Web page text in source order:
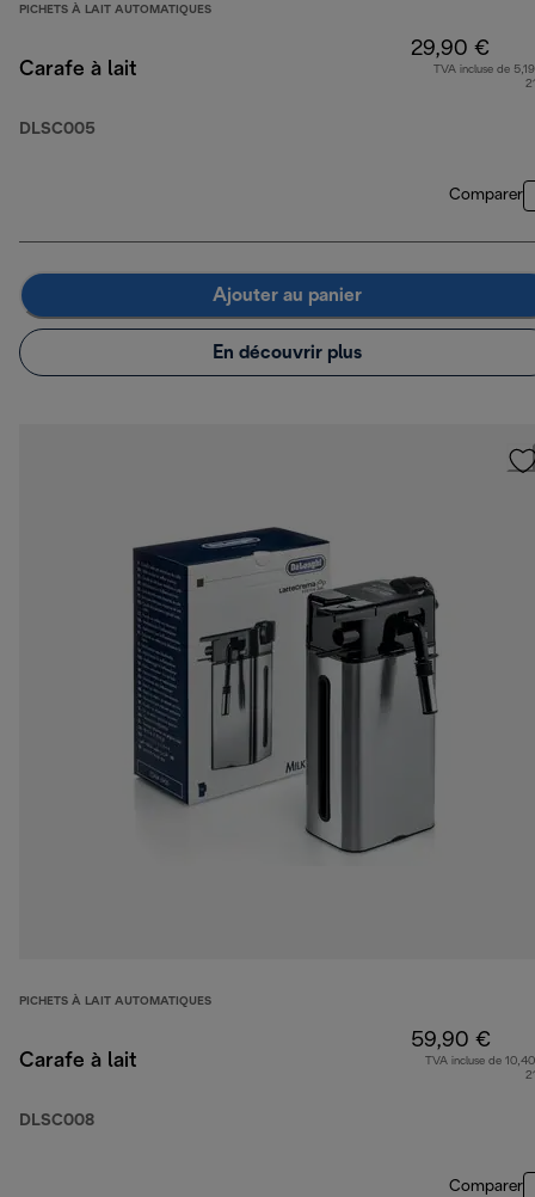
PICHETS À LAIT AUTOMATIQUES
Carafe à lait
DLSC005
29,90 €
TVA incluse de
Comparer
Ajouter au panier
En découvrir plus
PICHETS À LAIT AUTOMATIQUES
Carafe à lait
DLSC008
59,90 €
TVA incluse de
Comparer